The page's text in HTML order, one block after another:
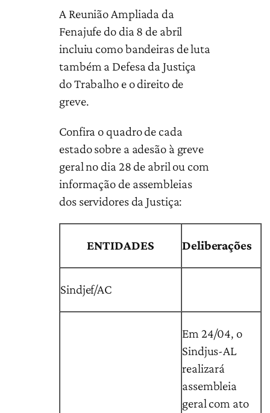
A Reunião Ampliada da
Fenajufe do dia 8 de abril
incluiu como bandeiras de luta
também a Defesa da Justiça
do Trabalho e o direito de
greve.
Confira o quadro de cada
estado sobre a adesão à greve
geral no dia 28 de abril ou com
informação de assembleias
dos servidores da Justiça:
ENTIDADES Deliberações
Sindjef/AC
Em 24/04, o
Sindjus-AL
realizará
assembleia
geral com ato